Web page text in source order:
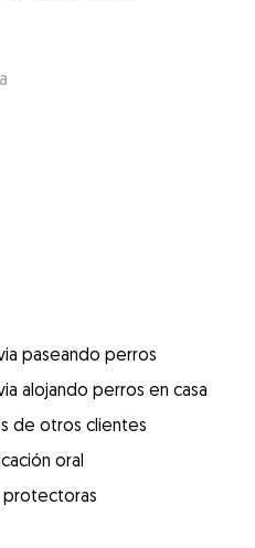
paseando perros
alojando perros en casa
de otros clientes
oral
protectoras